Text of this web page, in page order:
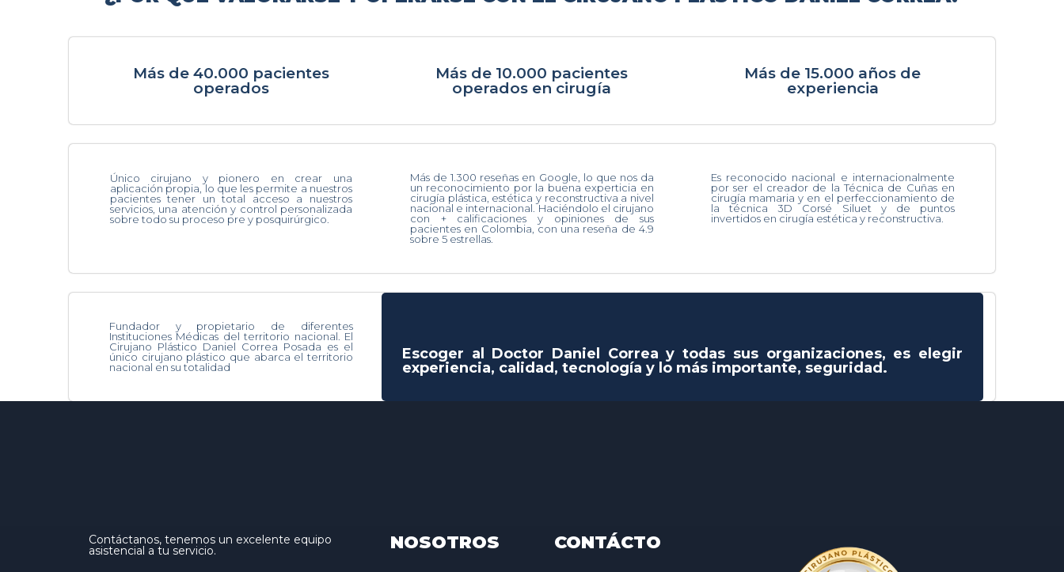
Más de 40.000 pacientes
operados
Más de 10.000 pacientes
operados en cirugía
Más de 15.000 años de
experiencia
Único cirujano y pionero en crear una
aplicación propia, lo que les permite a nuestros
pacientes tener un total acceso a nuestros
servicios, una atención y control personalizada
sobre todo su proceso pre y posquirúrgico.
Más de 1.300 reseñas en Google, lo que nos da
un reconocimiento por la buena experticia en
cirugía plástica, estética y reconstructiva a nivel
nacional e internacional. Haciéndolo el cirujano
con + calificaciones y opiniones de sus
pacientes en Colombia, con una reseña de 4.9
sobre 5 estrellas.
Es reconocido nacional e internacionalmente
por ser el creador de la Técnica de Cuñas en
cirugía mamaria y en el perfeccionamiento de
la técnica 3D Corsé Siluet y de puntos
invertidos en cirugía estética y reconstructiva.
Fundador y propietario de diferentes
Instituciones Médicas del territorio nacional. El
Cirujano Plástico Daniel Correa Posada es el
único cirujano plástico que abarca el territorio
nacional en su totalidad
Escoger al Doctor Daniel Correa y todas sus organizaciones, es elegir
experiencia, calidad, tecnología y lo más importante, seguridad.
Contáctanos, tenemos un excelente equipo
asistencial a tu servicio. NOSOTROS CONTÁCTO